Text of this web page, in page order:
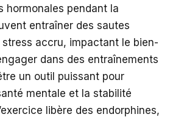
hormonales pendant la
entraîner des sautes
stress accru, impactant le bien-
dans des entraînements
un outil puissant pour
mentale et la stabilité
libère des endorphines,